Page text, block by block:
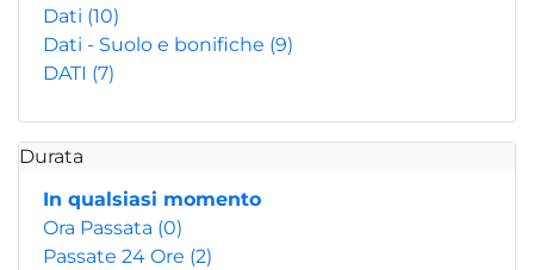
Dati (10)
Dati - Suolo e bonifiche (9)
DATI (7)
Durata
In qualsiasi momento
Ora Passata (0)
Passate 24 Ore (2)